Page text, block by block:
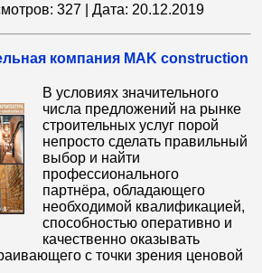
327 Дата: 20.12.2019
компания MAK construction
В условиях значительного
числа предложений на рынке
строительных услуг порой
непросто сделать правильный
выбор и найти
профессионального
партнёра, обладающего
необходимой квалификацией,
способностью оперативно и
качественно оказывать
с точки зрения ценовой